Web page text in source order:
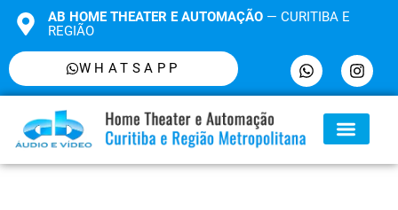
AB HOME THEATER E AUTOMAÇÃO— CURITIBA E
REGIÃO
WHATSAPP